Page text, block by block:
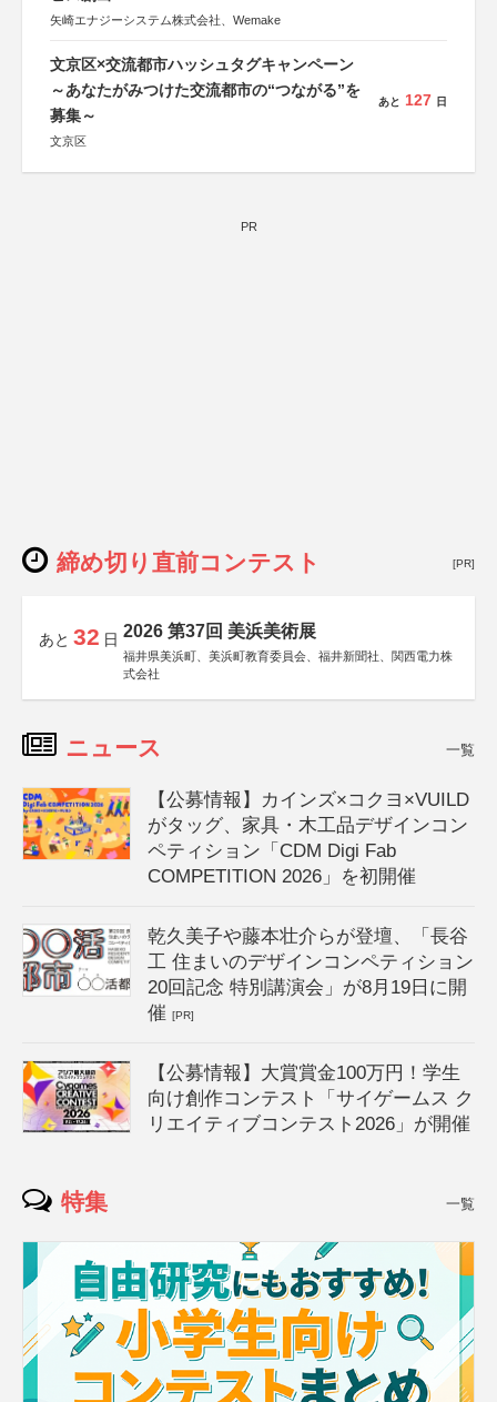
矢崎エナジーシステム株式会社、Wemake
文京区×交流都市ハッシュタグキャンペーン
～あなたがみつけた交流都市の“つながる”を
募集～
文京区
あと 127 日
PR
締め切り直前コンテスト [PR]
あと 32 日 2026 第37回 美浜美術展
福井県美浜町、美浜町教育委員会、福井新聞社、関西電力株
式会社
ニュース 一覧
【公募情報】カインズ×コクヨ×VUILD
がタッグ、家具・木工品デザインコン
ペティション「CDM Digi Fab
COMPETITION 2026」を初開催
乾久美子や藤本壮介らが登壇、「長谷
工 住まいのデザインコンペティション
20回記念 特別講演会」が8月19日に開
催[PR]
【公募情報】大賞賞金100万円！学生
向け創作コンテスト「サイゲームス ク
リエイティブコンテスト2026」が開催
特集 一覧